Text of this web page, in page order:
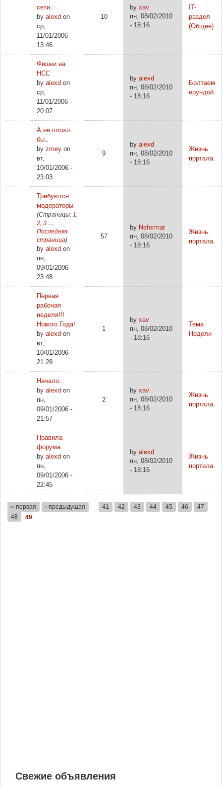
сети.
by alexd on
ср,
11/01/2006 -
13:46
10
by xav
пн, 08/02/2010
- 18:16
IT-
раздел
(Общее)
Фишки на
НСС
by alexd on
ср,
11/01/2006 -
20:07
by alexd
пн, 08/02/2010
- 18:16
Болтаем
ерундой
А не плохо
бы..
by zmey on
вт,
10/01/2006 -
23:03
9
by alexd
пн, 08/02/2010
- 18:16
Жизнь
портала.
Требуются
модераторы
(Страницы: 1
2 3 …
Последняя
страница)
by alexd on
пн,
09/01/2006 -
23:48
57
by Neformat
пн, 08/02/2010
- 18:16
Жизнь
портала.
Первая
рабочая
неделя!!!
Нового Года!
by alexd on
вт,
10/01/2006 -
21:28
1
by xav
пн, 08/02/2010
- 18:16
Тема
Недели
Начало.
by alexd on
пн,
09/01/2006 -
21:57
2
by xav
пн, 08/02/2010
- 18:16
Жизнь
портала.
Правила
форума.
by alexd on
пн,
09/01/2006 -
22:45
by alexd
пн, 08/02/2010
- 18:16
Жизнь
портала.
Страницы
« первая ‹ предыдущая … 41 42 43 44 45 46
47
48
49
Свежие объявления